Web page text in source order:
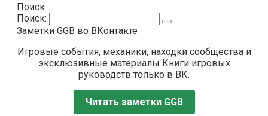
Поиск
Поиск:
Заметки GGB во ВКонтакте
Игровые события, механики, находки сообщества и
эксклюзивные материалы Книги игровых
руководств только в ВК.
Читать заметки GGB